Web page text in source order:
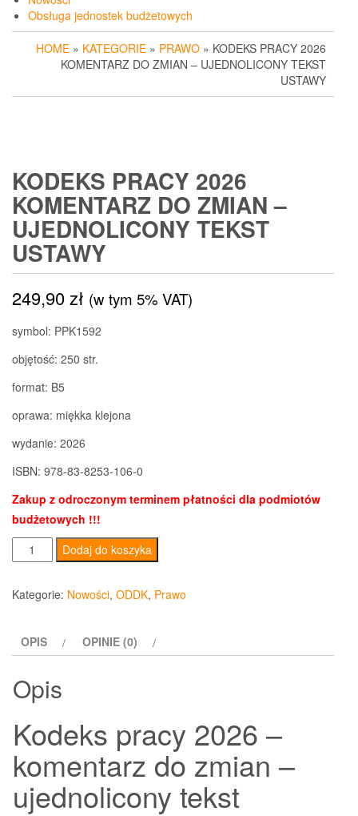
Obsługa jednostek budżetowych
HOME » KATEGORIE » PRAWO » KODEKS PRACY 2026
KOMENTARZ DO ZMIAN – UJEDNOLICONY TEKST
USTAWY
KODEKS PRACY 2026
KOMENTARZ DO ZMIAN –
UJEDNOLICONY TEKST
USTAWY
249,90zł (w tym 5% VAT)
symbol: PPK1592
objętość: 250 str.
format: B5
oprawa: miękka klejona
wydanie: 2026
ISBN: 978-83-8253-106-0
Zakup z odroczonym terminem płatności dla podmiotów
budżetowych !!!
ilość
Kodeks
pracy
2026
do
–
ujednolicony
tekst
ustawy
Dodaj do koszyka
Kategorie: Nowości, ODDK, Prawo
OPIS OPINIE (0)
Opis
Kodeks pracy 2026 –
komentarz do zmian –
ujednolicony tekst